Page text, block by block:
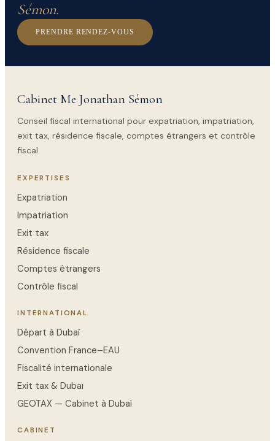
Sémon.
PRENDRE RENDEZ-VOUS
Cabinet Me Jonathan Sémon
Conseil fiscal international pour expatriation, impatriation,
exit tax, résidence fiscale, comptes étrangers et contrôle
fiscal.
EXPERTISES
Expatriation
Impatriation
Exit tax
Résidence fiscale
Comptes étrangers
Contrôle fiscal
INTERNATIONAL
Départ à Dubaï
Convention France–EAU
Fiscalité internationale
Exit tax & Dubaï
GEOTAX — Cabinet à Dubaï
CABINET